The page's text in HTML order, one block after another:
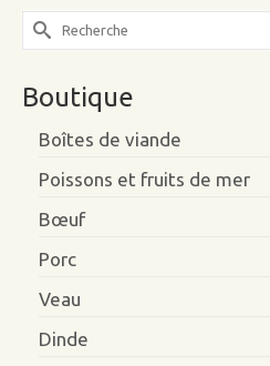
lapin
Search
for:
Boutique
Boîtes de viande
Poissons et fruits de mer
Bœuf
Porc
Veau
Dinde